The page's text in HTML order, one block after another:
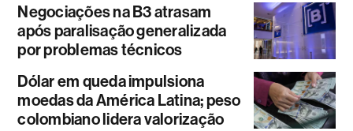
Negociações na B3 atrasam
após paralisação generalizada
por problemas técnicos
Dólar em queda impulsiona
moedas da América Latina; peso
colombiano lidera valorização